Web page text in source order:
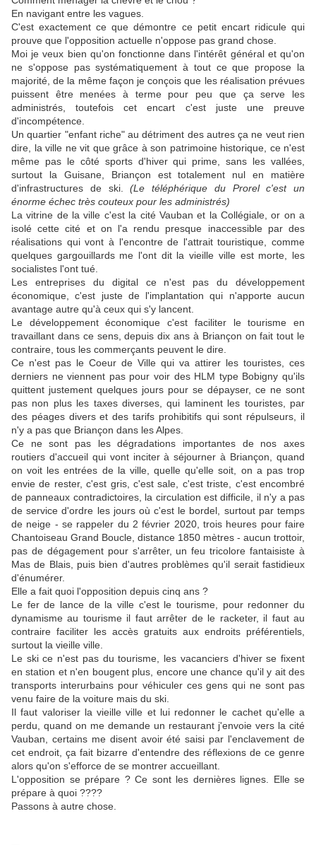
En navigant entre les vagues.
C'est exactement ce que démontre ce petit encart ridicule qui
prouve que l'opposition actuelle n'oppose pas grand chose.
Moi je veux bien qu'on fonctionne dans l'intérêt général et qu'on
ne s'oppose pas systématiquement à tout ce que propose la
majorité, de la même façon je conçois que les réalisation prévues
puissent être menées à terme pour peu que ça serve les
administrés, toutefois cet encart c'est juste une preuve
d'incompétence.
Un quartier "enfant riche" au détriment des autres ça ne veut rien
dire, la ville ne vit que grâce à son patrimoine historique, ce n'est
même pas le côté sports d'hiver qui prime, sans les vallées,
surtout la Guisane, Briançon est totalement nul en matière
d'infrastructures de ski.(Le téléphérique du Prorel c'est un
énorme échec très couteux pour les administrés)
La vitrine de la ville c'est la cité Vauban et la Collégiale, or on a
isolé cette cité et on l'a rendu presque inaccessible par des
réalisations qui vont à l'encontre de l'attrait touristique, comme
quelques gargouillards me l'ont dit la vieille ville est morte, les
socialistes l'ont tué.
Les entreprises du digital ce n'est pas du développement
économique, c'est juste de l'implantation qui n'apporte aucun
avantage autre qu'à ceux qui s'y lancent.
Le développement économique c'est faciliter le tourisme en
travaillant dans ce sens, depuis dix ans à Briançon on fait tout le
contraire, tous les commerçants peuvent le dire.
Ce n'est pas le Coeur de Ville qui va attirer les touristes, ces
derniers ne viennent pas pour voir des HLM type Bobigny qu'ils
quittent justement quelques jours pour se dépayser, ce ne sont
pas non plus les taxes diverses, qui laminent les touristes, par
des péages divers et des tarifs prohibitifs qui sont répulseurs, il
n'y a pas que Briançon dans les Alpes.
Ce ne sont pas les dégradations importantes de nos axes
routiers d'accueil qui vont inciter à séjourner à Briançon, quand
on voit les entrées de la ville, quelle qu'elle soit, on a pas trop
envie de rester, c'est gris, c'est sale, c'est triste, c'est encombré
de panneaux contradictoires, la circulation est difficile, il n'y a pas
de service d'ordre les jours où c'est le bordel, surtout par temps
de neige - se rappeler du 2 février 2020, trois heures pour faire
Chantoiseau Grand Boucle, distance 1850 mètres - aucun trottoir,
pas de dégagement pour s'arrêter, un feu tricolore fantaisiste à
Mas de Blais, puis bien d'autres problèmes qu'il serait fastidieux
d'énumérer.
Elle a fait quoi l'opposition depuis cinq ans ?
Le fer de lance de la ville c'est le tourisme, pour redonner du
dynamisme au tourisme il faut arrêter de le racketer, il faut au
contraire faciliter les accès gratuits aux endroits préférentiels,
surtout la vieille ville.
Le ski ce n'est pas du tourisme, les vacanciers d'hiver se fixent
en station et n'en bougent plus, encore une chance qu'il y ait des
transports interurbains pour véhiculer ces gens qui ne sont pas
venu faire de la voiture mais du ski.
Il faut valoriser la vieille ville et lui redonner le cachet qu'elle a
perdu, quand on me demande un restaurant j'envoie vers la cité
Vauban, certains me disent avoir été saisi par l'enclavement de
cet endroit, ça fait bizarre d'entendre des réflexions de ce genre
alors qu'on s'efforce de se montrer accueillant.
L'opposition se prépare ? Ce sont les dernières lignes. Elle se
prépare à quoi ????
Passons à autre chose.